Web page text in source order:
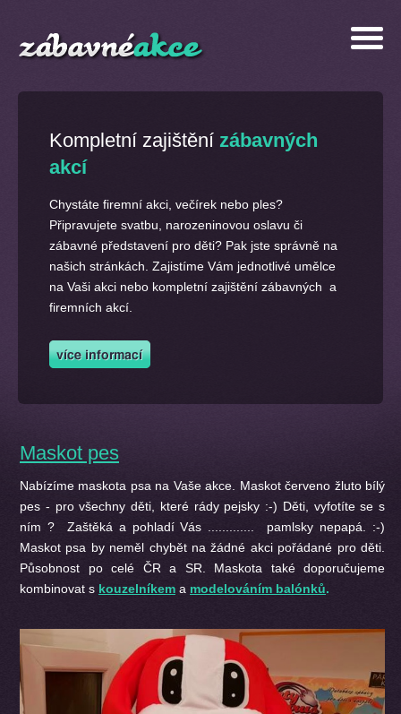
Kompletní zajištění zábavných
akcí
Chystáte firemní akci, večírek nebo ples?
Připravujete svatbu, narozeninovou oslavu či
zábavné představení pro děti? Pak jste správně na
našich stránkách. Zajistíme Vám jednotlivé umělce
na Vaši akci nebo kompletní zajištění zábavných a
firemních akcí.
Maskot pes
Nabízíme maskota psa na Vaše akce. Maskot červeno žluto bílý
pes - pro všechny děti, které rády pejsky :-) Děti, vyfotíte se s
ním ? Zaštěká a pohladí Vás ............. pamlsky nepapá. :-)
Maskot psa by neměl chybět na žádné akci pořádané pro děti.
Působnost po celé ČR a SR. Maskota také doporučujeme
kombinovat s kouzelníkem a modelováním balónků.